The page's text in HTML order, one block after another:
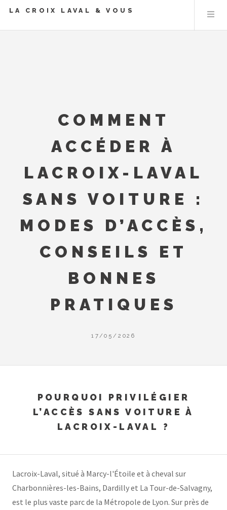
LA CROIX LAVAL & VOUS
COMMENT
ACCÉDER À
LACROIX-LAVAL
SANS VOITURE :
MODES D’ACCÈS,
CONSEILS ET
BONNES
PRATIQUES
17/05/2026
POURQUOI PRIVILÉGIER
L’ACCÈS SANS VOITURE À
LACROIX-LAVAL ?
Lacroix-Laval, situé à Marcy-l'Étoile et à cheval sur
Charbonnières-les-Bains, Dardilly et La Tour-de-Salvagny,
est le plus vaste parc de la Métropole de Lyon. Sur près de